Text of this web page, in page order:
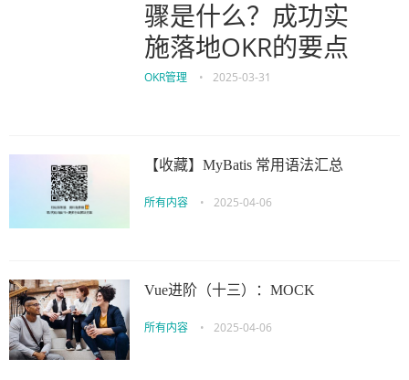
骤是什么？成功实
施落地OKR的要点
OKR管理 • 2025-03-31
【收藏】MyBatis 常用语法汇总
所有内容 • 2025-04-06
Vue进阶（十三）：MOCK
所有内容 • 2025-04-06